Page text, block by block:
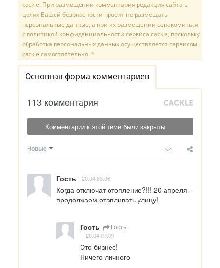
cackle. При размещении комментария редакция сайта в
целях Вашей безопасности просит не размещать
персональные данные, а при их размещении ознакомиться
с политикой конфиденциальности сервиса cackle, поскольку
обработка персональных данных осуществляется сервисом
cackle самостоятельно. *
Основная форма комментариев
113 комментария
Комментарии к этой теме были закрыты
Новые
Гость 20.04 03:06
Когда отключат отопление?!!! 20 апреля-
продолжаем отапливать улицу!
Гость Гость
20.04 07:09
Это бизнес!
Ничего личного